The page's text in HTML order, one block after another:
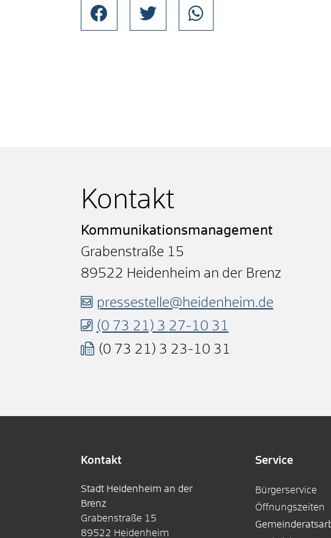
Kontakt
Kommunikationsmanagement
Grabenstraße 15
89522 Heidenheim an der Brenz
pressestelle@heidenheim.de
(0 73 21) 3 27-10 31
(0 73 21) 3 23-10 31
Kontakt
Stadt Heidenheim an der
Brenz
Grabenstraße 15
89522 Heidenheim
Service
Bürgerservice
Öffnungszeiten